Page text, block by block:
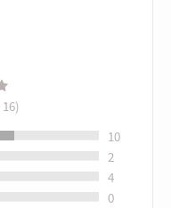
16)
10
2
4
0